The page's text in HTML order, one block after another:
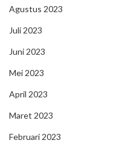
Agustus 2023
Juli 2023
Juni 2023
Mei 2023
April 2023
Maret 2023
Februari 2023